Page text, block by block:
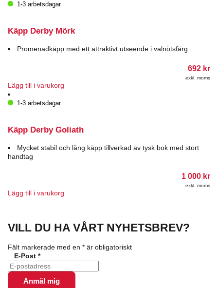
1-3 arbetsdagar
Käpp Derby Mörk
Promenadkäpp med ett attraktivt utseende i valnötsfärg
692 kr
exkl. moms
Lägg till i varukorg
1-3 arbetsdagar
Käpp Derby Goliath
Mycket stabil och lång käpp tillverkad av tysk bok med stort
handtag
1 000 kr
exkl. moms
Lägg till i varukorg
VILL DU HA VÅRT NYHETSBREV?
Fält markerade med en * är obligatoriskt
E-Post *